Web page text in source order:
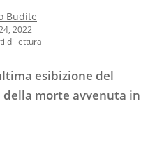
Budite
2022
di lettura
esibizione del
morte avvenuta in